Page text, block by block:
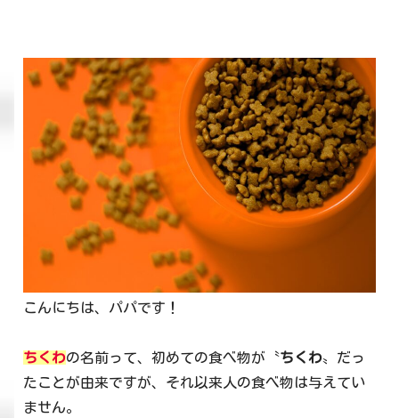
こんにちは、パパです！
ちくわの名前って、初めての食べ物が〝ちくわ〟だっ
たことが由来ですが、それ以来人の食べ物は与えてい
ません。